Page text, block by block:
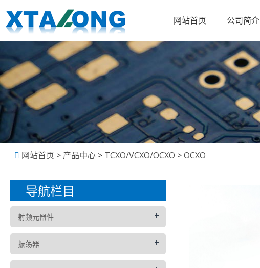
网站首页 公司简介
网站首页 > 产品中心 > TCXO/VCXO/OCXO >OCXO
导航栏目
射频元器件 +
振荡器 +